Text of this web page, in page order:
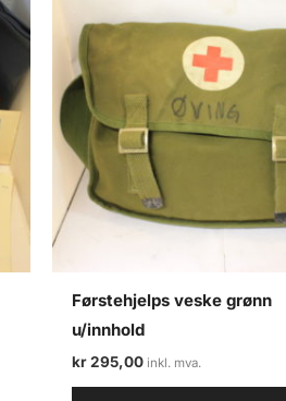
Førstehjelps veske grønn
u/innhold
kr295,00